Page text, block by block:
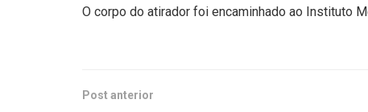
O corpo do atirador foi encaminhado ao Instituto
Post anterior